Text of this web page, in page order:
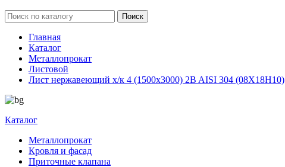
Главная
Каталог
Металлопрокат
Листовой
Лист нержавеющий х/к 4 (1500х3000) 2B AISI 304 (08Х18Н10)
Каталог
Металлопрокат
Кровля и фасад
Приточные клапана